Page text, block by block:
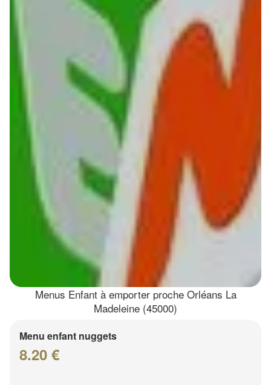
Menus Enfant à emporter proche Orléans La
Madeleine (45000)
Menu enfant nuggets
8.20 €